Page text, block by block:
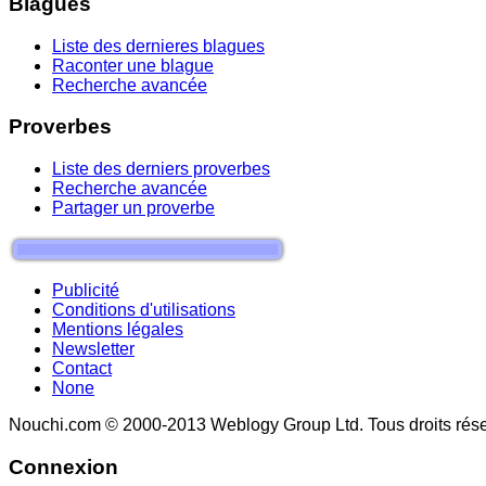
Liste des dernieres blagues
Raconter une blague
Recherche avancée
Proverbes
Liste des derniers proverbes
Recherche avancée
Partager un proverbe
Publicité
Conditions d'utilisations
Mentions légales
Newsletter
Contact
None
Nouchi.com © 2000-2013 Weblogy Group Ltd. Tous droits
Connexion